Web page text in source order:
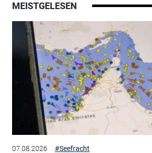
MEISTGELESEN
07.08.2026 #Seefracht